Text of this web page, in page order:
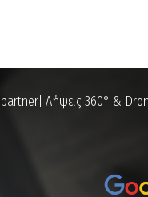
Λήψεις 360° &